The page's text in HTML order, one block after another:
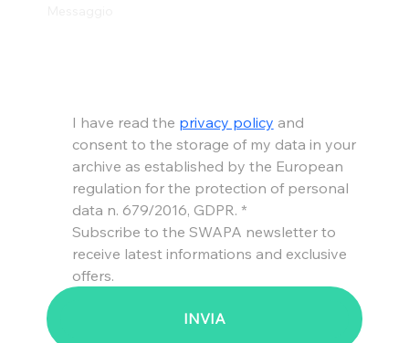
I have read the privacy policy and
consent to the storage of my data in your
archive as established by the European
regulation for the protection of personal
data n. 679/2016, GDPR. *
Subscribe to the SWAPA newsletter to
receive latest informations and exclusive
offers.
INVIA